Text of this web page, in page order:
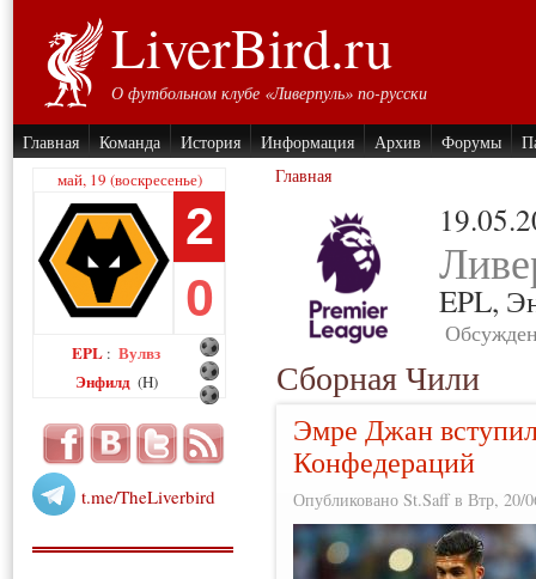
LiverBird.ru
О футбольном клубе «Ливерпуль» по-русски
Главная Команда История Информация Архив Форумы
май, 19 (воскресенье)
2
0
EPL : Вулвз
Энфилд (H)
t.me/TheLiverbird
Главная
EPL,
Сборная Чили
Эмре Джан
Конфедераций
Опубликовано St.Saff в Втр, 20/